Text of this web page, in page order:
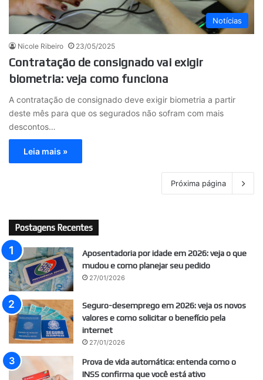
Notícias
Nicole Ribeiro 23/05/2025
Contratação de consignado vai exigir
biometria: veja como funciona
A contratação de consignado deve exigir biometria a partir
deste mês para que os segurados não sofram com mais
descontos…
Leia mais »
Próxima página
Postagens Recentes
Aposentadoria por idade em 2026: veja o que
mudou e como planejar seu pedido
27/01/2026
Seguro-desemprego em 2026: veja os novos
valores e como solicitar o benefício pela
internet
27/01/2026
Prova de vida automática: entenda como o
INSS confirma que você está ativo